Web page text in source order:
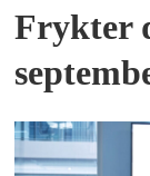
Frykter